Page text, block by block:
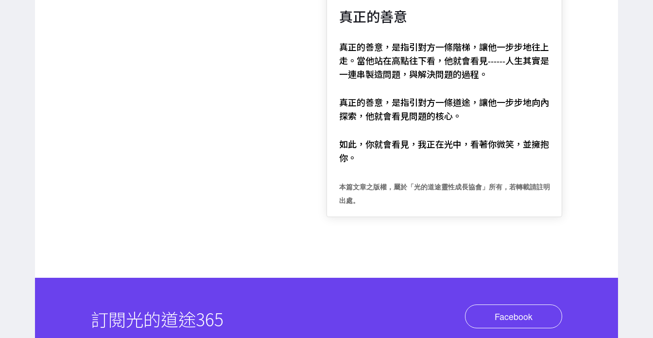
真正的善意
真正的善意，是指引對方一條階梯，讓他一步步地往上
走。當他站在高點往下看，他就會看見------人生其實是
一連串製造問題，與解決問題的過程。
真正的善意，是指引對方一條道途，讓他一步步地向內
探索，他就會看見問題的核心。
如此，你就會看見，我正在光中，看著你微笑，並擁抱
你。
本篇文章之版權，屬於「光的道途靈性成長協會」所有，若轉載請註明
出處。
訂閱光的道途365 Facebook